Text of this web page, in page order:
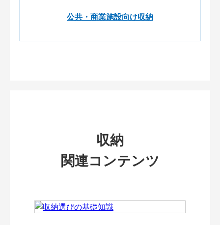
公共・商業施設向け収納
収納
関連コンテンツ